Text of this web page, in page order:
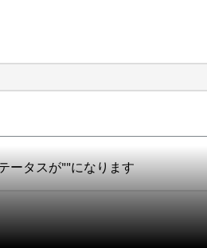
ータスが""になります